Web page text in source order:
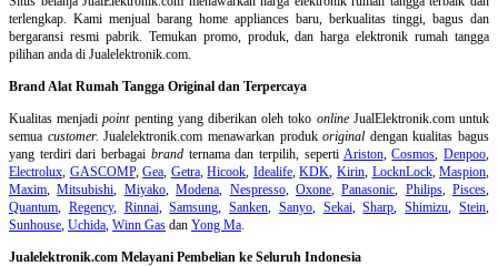
terlengkap. Kami menjual barang home appliances baru, berkualitas tinggi, bagus dan
bergaransi resmi pabrik. Temukan promo, produk, dan harga elektronik rumah tangga
pilihan anda di Jualelektronik.com.
Brand Alat Rumah Tangga Original dan Terpercaya
Kualitas menjadipointpenting yang diberikan oleh toko onlineJualElektronik.com untuk
semua customer. Jualelektronik.com menawarkan produkoriginal dengan kualitas bagus
yang terdiri dari berbagai brandternama dan terpilih, seperti Ariston,Cosmos,Denpoo,
Electrolux, GASCOMP,Gea, Getra,Hicook, Idealife,KDK, Kirin, LocknLock,Maspion,
Maxim,Mitsubishi, Miyako,Modena, Nespresso, Oxone,Panasonic, Philips, Pisces,
Quantum, Regency, Rinnai,Samsung,Sanken, Sanyo, Sekai,Sharp,Shimizu,Stein,
Sunhouse, Uchida, Winn Gas dan Yong Ma.
Jualelektronik.com Melayani Pembelian ke Seluruh Indonesia